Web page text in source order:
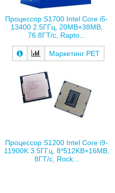
Процессор S1700 Intel Core i5-
13400 2.5ГГц, 20MB+38MB,
76.8ГТ/с, Rapto...
Маркетинг РЕТ
Процессор S1200 Intel Core i9-
11900K 3.5ГГц, 8*512KB+16MB,
8ГТ/с, Rock...